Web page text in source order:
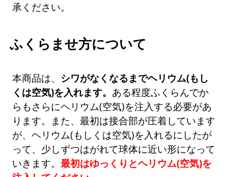
承ください。
ふくらませ方について
本商品は、 シワがなくなるまでヘリウム(もし
くは空気)を入れます。 ある程度ふくらんでか
らもさらにヘリウム(空気)を注入する必要があ
ります。また、最初は接合部が圧着しています
が、ヘリウム(もしくは空気)を入れるにしたが
って、少しずつはがれて球体に近い形になって
いきます。最初はゆっくりとヘリウム(空気)を